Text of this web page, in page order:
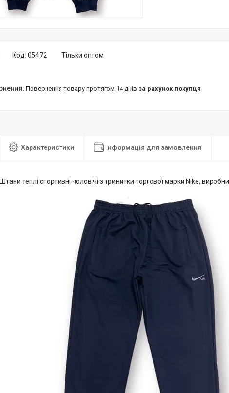
Тільки оптом
Код: 05472
повернення товару протягом 14 днів за рахунок покупця
Характеристики Інформація для замовлення
Штани теплі спортивні чоловічі з тринитки торгової марки Nike,